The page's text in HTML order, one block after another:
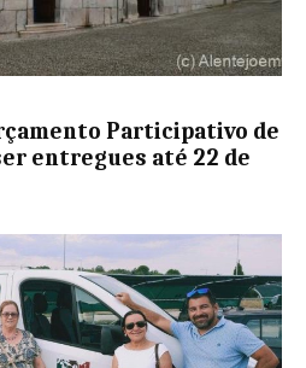
Participativo de
entregues até 22 de